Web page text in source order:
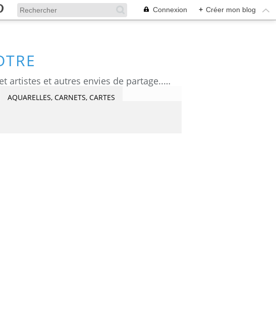
Connexion + Créer mon blog
découvrez mes aquarelles, mes tutoriels, mes coups de coeur lecture et artistes et autres envies de partage....Céline Castaingt-T.
AQUARELLES, CARNETS, CARTES